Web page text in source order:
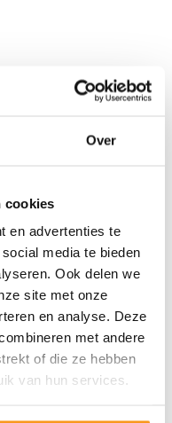
Over
cookies
en advertenties te
media te bieden
Ook delen we
site met onze
en analyse. Deze
met andere
of die ze hebben
van hun services.